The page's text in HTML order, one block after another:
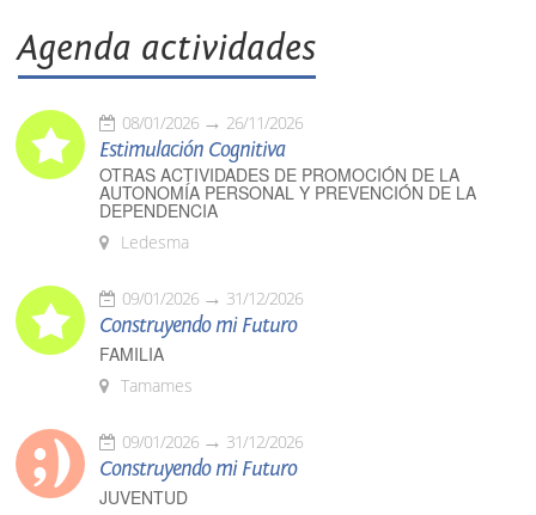
Agenda actividades
08/01/2026 26/11/2026
Estimulación Cognitiva
OTRAS ACTIVIDADES DE PROMOCIÓN DE LA
AUTONOMÍA PERSONAL Y PREVENCIÓN DE LA
DEPENDENCIA
Ledesma
09/01/2026 31/12/2026
Construyendo mi Futuro
FAMILIA
Tamames
09/01/2026 31/12/2026
Construyendo mi Futuro
JUVENTUD